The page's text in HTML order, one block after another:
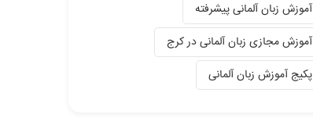
آموزش زبان آلمانی پیشرفته
آموزش مجازی زبان آلمانی در کرج
پکیج آموزش زبان آلمانی